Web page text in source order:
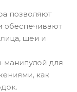
позволяют
обеспечивают
шеи и
манипулой для
как